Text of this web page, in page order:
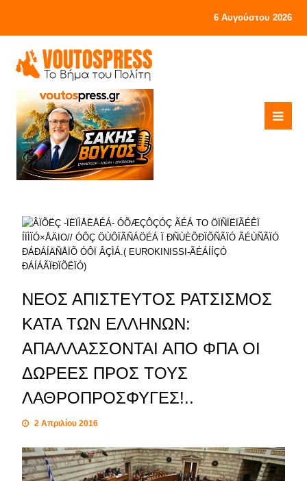
6 Αυγούστου 2026
ΝΕΟΣ ΑΠΙΣΤΕΥΤΟΣ ΡΑΤΣΙΣΜΟΣ
ΚΑΤΑ ΤΩΝ ΕΛΛΗΝΩΝ:
ΑΠΑΛΛΑΣΣΟΝΤΑΙ ΑΠΟ ΦΠΑ ΟΙ
ΔΩΡΕΕΣ ΠΡΟΣ ΤΟΥΣ
ΛΑΘΡΟΠΡΟΣΦΥΓΕΣ!..
2 Απριλίου 2016